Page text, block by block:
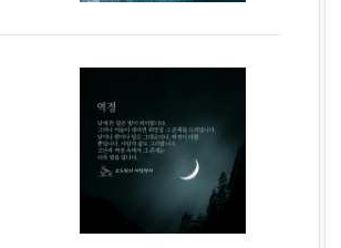
10/9~10/10
내면혁명워
17기
10/30~10/31
크숍